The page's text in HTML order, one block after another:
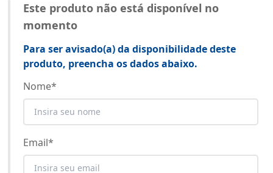
Este produto não está disponível no
momento
Para ser avisado(a) da disponibilidade deste
produto, preencha os dados abaixo.
Nome*
Email*